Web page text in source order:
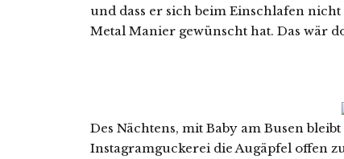
und dass er sich beim Einschlafen
Metal Manier gewünscht hat. Das wär
Des Nächtens, mit Baby am Busen
Instagramguckerei die Augäpfel offen